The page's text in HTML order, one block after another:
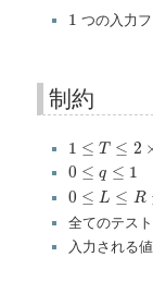
11 つの入力
制約
1 ≤ T ≤ 2
≤2 105
0 ≤ q ≤ 1
0 q
0 ≤ L ≤ R
0 L ≤R 10
全てのテス
入力される